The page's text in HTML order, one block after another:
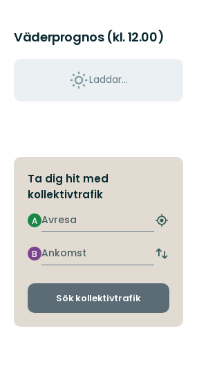
Väderprognos (kl. 12.00)
Laddar...
Ta dig hit med
kollektivtrafik
Avresa
A
Hitta
hållplats
Ankomst
B
Byt
och
Sök kollektivtrafik